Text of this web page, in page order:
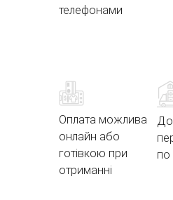
телефонами
Оплата можлива
онлайн або
готівкою при
отриманні
по